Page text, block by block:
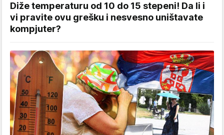
Diže temperaturu od 10 do 15 stepeni! Da li i
vi pravite ovu grešku i nesvesno uništavate
kompjuter?